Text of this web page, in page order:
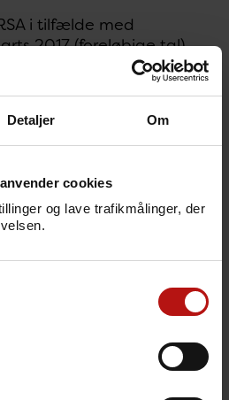
Detaljer Om
cookies
og lave trafikmålinger, der
i tilfælde med
2017 (foreløbige tal)
dødsfald
tal for antallet af
af ”Tal, grafer og kort”